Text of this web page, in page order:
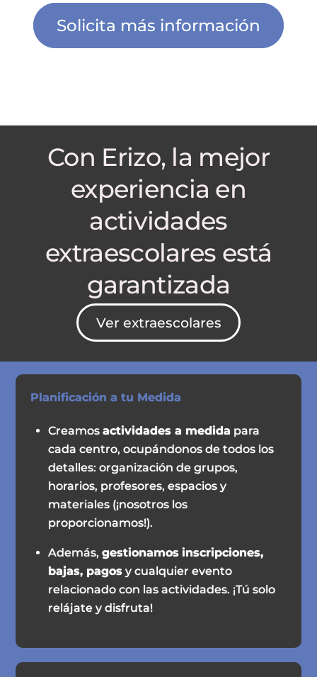
Solicita más información
Con Erizo, la mejor
experiencia en
actividades
extraescolares está
garantizada
Ver extraescolares
Planificación a tu Medida
Creamosactividades a medida para
cada centro, ocupándonos de todos los
detalles: organización de grupos,
horarios, profesores, espacios y
materiales (¡nosotros los
proporcionamos!).
Además,gestionamos inscripciones,
bajas, pagos y cualquier evento
relacionado con las actividades. ¡Tú solo
relájate y disfruta!